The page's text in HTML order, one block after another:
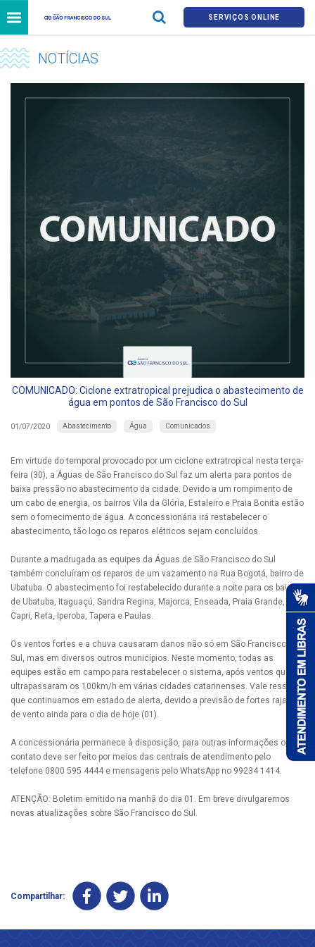
SERVIÇOS ONLINE
NOTÍCIAS
COMUNICADO: Ciclone extratropical prejudica o abastecimento de
água em pontos de São Francisco do Sul
01/07/2020 Abastecimento Água Comunicados
Em virtude do temporal provocado por um ciclone extratropical nesta terça-
feira (30), a Águas de São Francisco do Sul faz um alerta para pontos de
baixa pressão no abastecimento da cidade. Devido a um rompimento de
um cabo de energia, os bairros Vila da Glória, Estaleiro e Praia Bonita estão
sem o fornecimento de água. A concessionária irá restabelecer o
abastecimento, tão logo os reparos elétricos sejam concluídos.
Durante a madrugada as equipes da Águas de São Francisco do Sul
também concluíram os reparos de um vazamento na Rua Bogotá, bairro de
Ubatuba. O abastecimento foi restabelecido durante a noite para os bairros
de Ubatuba, Itaguaçú, Sandra Regina, Majorca, Enseada, Praia Grande,
Capri, Reta, Iperoba, Tapera e Paulas.
Os ventos fortes e a chuva causaram danos não só em São Francisco do
Sul, mas em diversos outros municípios. Neste momento, todas as
equipes estão em campo para restabelecer o sistema, após ventos que
ultrapassaram os 100km/h em várias cidades catarinenses. Vale ressaltar
que continuamos em estado de alerta, devido a previsão de fortes rajadas
de vento ainda para o dia de hoje (01).
A concessionária permanece à disposição, para outras informações o
contato deve ser feito por meios das centrais de atendimento pelo
telefone 0800 595 4444 e mensagens pelo WhatsApp no 99234 1414.
ATENÇÃO: Boletim emitido na manhã do dia 01. Em breve divulgaremos
novas atualizações sobre São Francisco do Sul.
Compartilhar: